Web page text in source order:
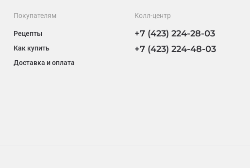
Покупателям
Рецепты
Как купить
Доставка и оплата
Колл-центр
+7 (423) 224-28-03
+7 (423) 224-48-03